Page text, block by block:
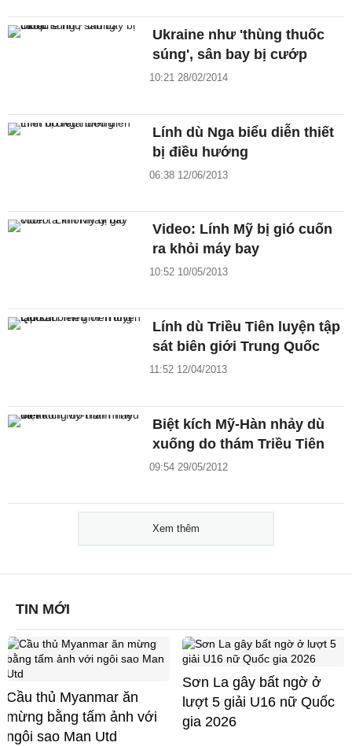
Ukraine như 'thùng thuốc
súng', sân bay bị cướp
10:21 28/02/2014
Lính dù Nga biểu diễn thiết
bị điều hướng
06:38 12/06/2013
Video: Lính Mỹ bị gió cuốn
ra khỏi máy bay
10:52 10/05/2013
Lính dù Triều Tiên luyện tập
sát biên giới Trung Quốc
11:52 12/04/2013
Biệt kích Mỹ-Hàn nhảy dù
xuống do thám Triều Tiên
09:54 29/05/2012
Xem thêm
TIN MỚI
Cầu thủ Myanmar ăn
mừng bằng tấm ảnh với
ngôi sao Man Utd
Sơn La gây bất ngờ ở
lượt 5 giải U16 nữ Quốc
gia 2026